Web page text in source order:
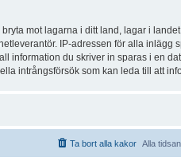
mot lagarna i ditt land, lagar i landet
IP-adressen för alla inlägg
information du skriver in sparas i en
intrångsförsök som kan leda till att
Alla
Ta bort alla kakor